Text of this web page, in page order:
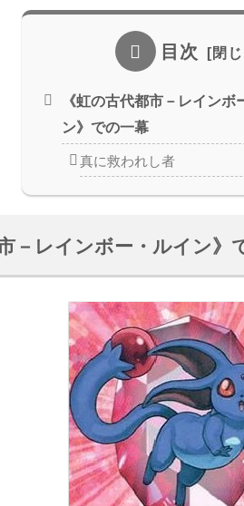
目次
《虹の古代都市－レインボ
ン》での一幕
真に救われし者
－レインボー・ルイン》